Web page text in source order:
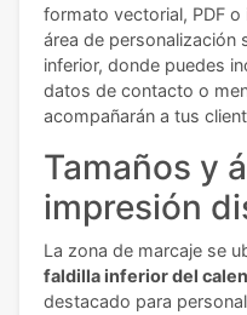
formato vectorial, PDF o
área de personalización
inferior, donde puedes
datos de contacto o
acompañarán a tus
Tamaños y
impresión
La zona de marcaje se
faldilla inferior del
destacado para